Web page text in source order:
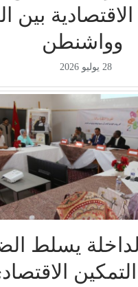
بين
وواشنطن
28 يوليو 2026
يسلط